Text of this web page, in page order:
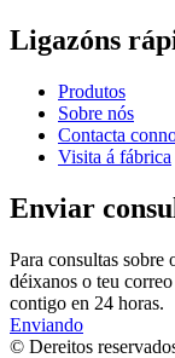
Ligazóns
Produtos
Sobre nós
Contacta
Visita á fábrica
Enviar
Para consultas sobre
déixanos o teu
contigo en 24 horas.
Enviando
© Dereitos